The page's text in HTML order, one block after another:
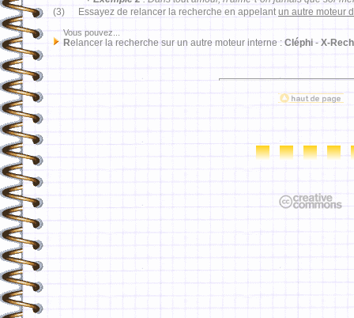
(3)
Essayez de relancer la recherche en appelantun autre moteur
Vous pouvez...
Relancer la recherche sur un autre moteur interne : Cléphi - X-